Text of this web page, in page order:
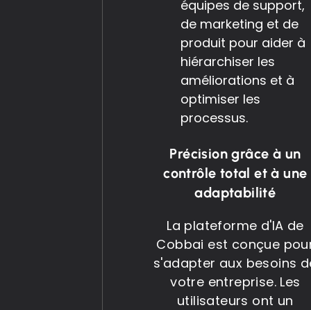
équipes de support,
de marketing et de
produit pour aider à
hiérarchiser les
améliorations et à
optimiser les
processus.
Précision grâce à un
contrôle total et à une
adaptabilité
La plateforme d'IA de
Cobbai est conçue
s'adapter aux besoins
votre entreprise. Les
utilisateurs ont un